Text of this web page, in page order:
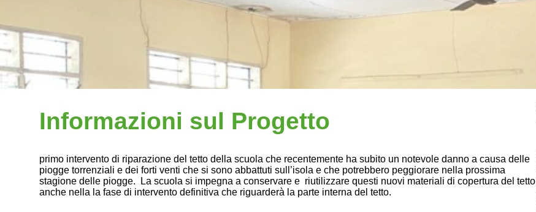
Informazioni sul Progetto
primo intervento di riparazione del tetto della scuola che recentemente ha subito un notevole danno a causa delle
piogge torrenziali e dei forti venti che si sono abbattuti sull’isola e che potrebbero peggiorare nella prossima
stagione delle piogge. La scuola si impegna a conservare e riutilizzare questi nuovi materiali di copertura del tetto
anche nella la fase di intervento definitiva che riguarderà la parte interna del tetto.